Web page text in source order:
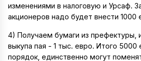
изменениями в налоговую и Урсаф.
акционеров надо будет внести 1000
4) Получаем бумаги из префектуры,
выкупа пая - 1 тыс. евро. Итого 5000
порядок, единственно могут